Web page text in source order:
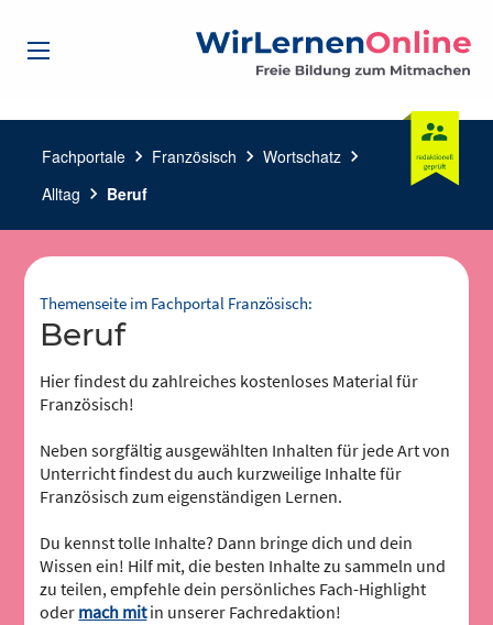
Fachportale chevron_right Französisch chevron_right Wortschatz chevron_right
Alltag chevron_right Beruf
Themenseite im Fachportal Französisch:
Beruf
Hier findest du zahlreiches kostenloses Material für
Französisch!
Neben sorgfältig ausgewählten Inhalten für jede Art von
Unterricht findest du auch kurzweilige Inhalte für
Französisch zum eigenständigen Lernen.
Du kennst tolle Inhalte? Dann bringe dich und dein
Wissen ein! Hilf mit, die besten Inhalte zu sammeln und
zu teilen, empfehle dein persönliches Fach-Highlight
oder mach mitin unserer Fachredaktion!